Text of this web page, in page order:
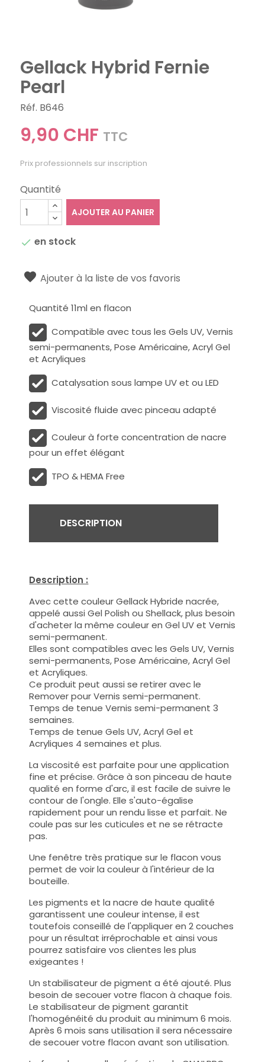
Gellack Hybrid Fernie
Pearl
Réf. B646
9,90 CHF TTC
Prix professionnels sur inscription
Quantité
AJOUTER AU PANIER
 en stock
Ajouter à la liste de vos favoris
Quantité 11ml en flacon
Compatible avec tous les Gels UV, Vernis
semi-permanents, Pose Américaine, Acryl Gel
et Acryliques
Catalysation sous lampe UV et ou LED
Viscosité fluide avec pinceau adapté
Couleur à forte concentration de nacre
pour un effet élégant
TPO & HEMA Free
DESCRIPTION
Description :
Avec cette couleur Gellack Hybride nacrée,
appelé aussi Gel Polish ou Shellack, plus besoin
d'acheter la même couleur en Gel UV et Vernis
semi-permanent.
Elles sont compatibles avec les Gels UV, Vernis
semi-permanents, Pose Américaine, Acryl Gel
et Acryliques.
Ce produit peut aussi se retirer avec le
Remover pour Vernis semi-permanent.
Temps de tenue Vernis semi-permanent 3
semaines.
Temps de tenue Gels UV, Acryl Gel et
Acryliques 4 semaines et plus.
La viscosité est parfaite pour une application
fine et précise. Grâce à son pinceau de haute
qualité en forme d'arc, il est facile de suivre le
contour de l'ongle. Elle s'auto-égalise
rapidement pour un rendu lisse et parfait. Ne
coule pas sur les cuticules et ne se rétracte
pas.
Une fenêtre très pratique sur le flacon vous
permet de voir la couleur à l'intérieur de la
bouteille.
Les pigments et la nacre de haute qualité
garantissent une couleur intense, il est
toutefois conseillé de l'appliquer en 2 couches
pour un résultat irréprochable et ainsi vous
pourrez satisfaire vos clientes les plus
exigeantes !
Un stabilisateur de pigment a été ajouté. Plus
besoin de secouer votre flacon à chaque fois.
Le stabilisateur de pigment garantit
l'homogénéité du produit au minimum 6 mois.
Après 6 mois sans utilisation il sera nécessaire
de secouer votre flacon avant son utilisation.